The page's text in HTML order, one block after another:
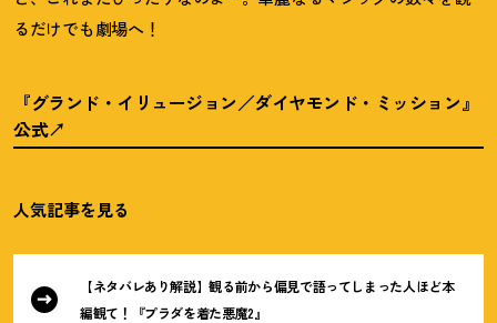
るだけでも劇場へ ！
『グランド・イリュージョン／ダイヤモンド・ミッション』
公式
人気記事を見る
【ネタバレあり解説】観る前から偏見で語ってしまった人ほど本
編観て ！ 『プラダを着た悪魔2』